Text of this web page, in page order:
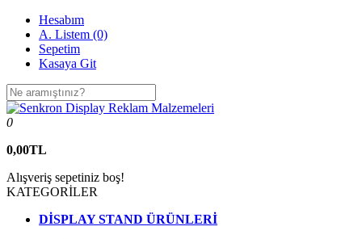
Hesabım
A. Listem (0)
Sepetim
Kasaya Git
0
0,00TL
Alışveriş sepetiniz boş!
KATEGORİLER
DİSPLAY STAND ÜRÜNLERİ